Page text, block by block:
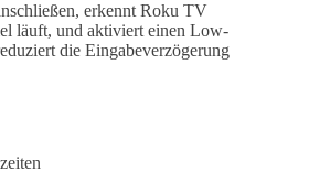
erkennt Roku TV
läuft, und aktiviert einen Low-
die Eingabeverzögerung